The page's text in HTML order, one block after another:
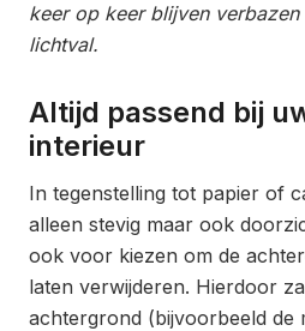
keer op keer blijven
lichtval.
Altijd passend bij
interieur
In tegenstelling tot papier of
alleen stevig maar ook
ook voor kiezen om de
laten verwijderen. Hierdoor
achtergrond (bijvoorbeeld de